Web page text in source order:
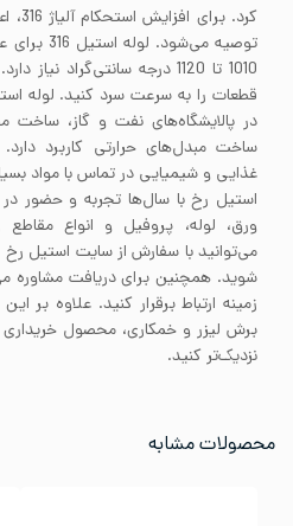
کرد.
توصیه
1010 تا 1120 درجه سانتی‌گراد
در پالایشگاه‌های نفت و گاز، ساخت
ساخت مبدل‌های حرارتی کاربرد
غذایی و شیمیایی در تماس با مواد
استیل رخ با سال‌ها تجربه و حضور در
ورق، لوله، پروفیل و انواع
می‌توانید با سفارش از سایت استیل
شوید. همچنین برای دریافت مشاوره
زمینه ارتباط برقرار کنید. علاوه بر
برش لیزر و خمکاری، محصول
نزدیک‌تر کنید.
محصولات مشابه